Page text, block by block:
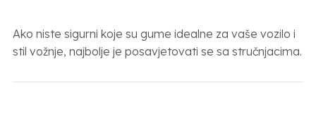
Ako niste sigurni koje su gume idealne za vaše vozilo i
stil vožnje, najbolje je posavjetovati se sa stručnjacima.